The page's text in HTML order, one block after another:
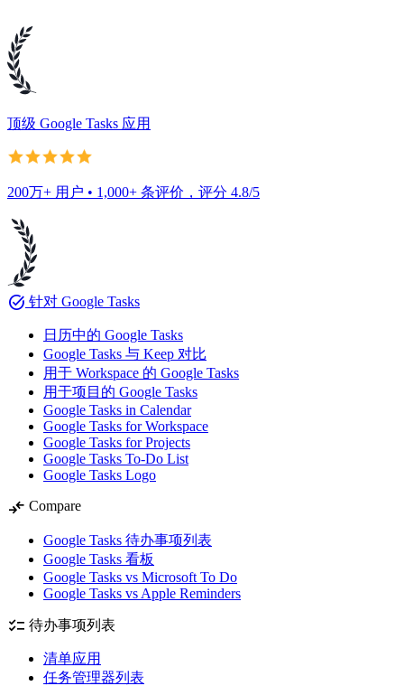
顶级 Google Tasks 应用
200万+ 用户 • 1,000+ 条评价，评分 4.8/5
task_alt 针对 Google Tasks
日历中的 Google Tasks
Google Tasks 与 Keep 对比
用于 Workspace 的 Google Tasks
用于项目的 Google Tasks
Google Tasks in Calendar
Google Tasks for Workspace
Google Tasks for Projects
Google Tasks To-Do List
Google Tasks Logo
compare_arrows Compare
Google Tasks 待办事项列表
Google Tasks 看板
Google Tasks vs Microsoft To Do
Google Tasks vs Apple Reminders
checklist 待办事项列表
清单应用
任务管理器列表